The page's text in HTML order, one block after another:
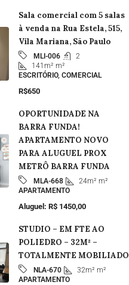
Sala comercial com 5 salas
à venda na Rua Estela, 515,
Vila Mariana, São Paulo
MLI-006
2
141m² m²
ESCRITÓRIO, COMERCIAL
R$650
OPORTUNIDADE NA
BARRA FUNDA!
APARTAMENTO NOVO
PARA ALUGUEL PROX
METRÔ BARRA FUNDA
MLA-668 24m² m²
APARTAMENTO
Aluguel: R$ 1450,00
STUDIO – EM FTE AO
POLIEDRO – 32M² –
TOTALMENTE MOBILIADO
NLA-670 32m² m²
APARTAMENTO